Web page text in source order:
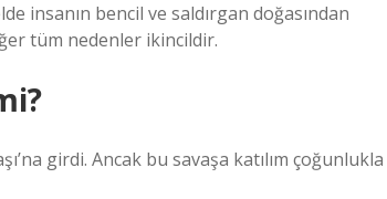
insanın bencil ve saldırgan doğasından
tüm nedenler ikincildir.
girdi. Ancak bu savaşa katılım çoğunlukla